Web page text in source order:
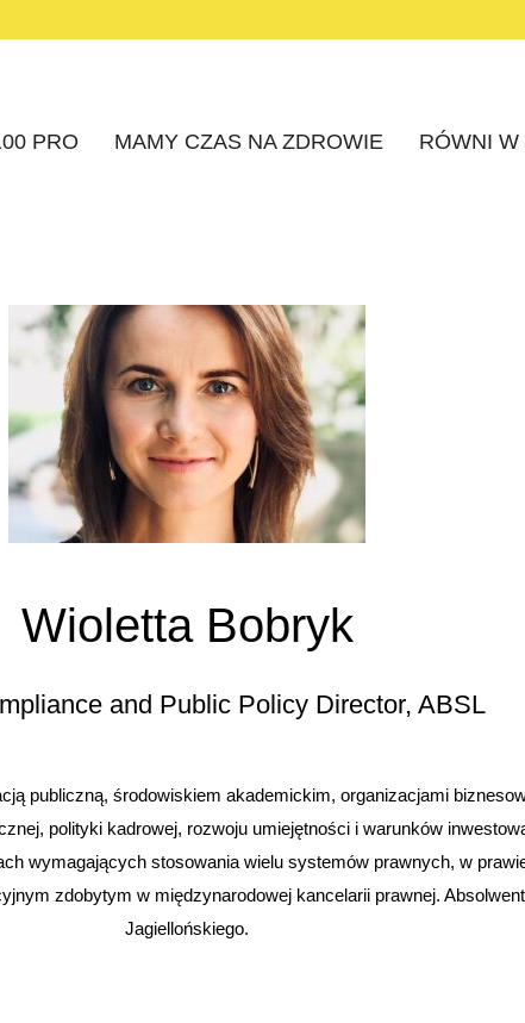
PRO MAMY CZAS NA ZDROWIE RÓWNI W
Wioletta Bobryk
and Public Policy Director, ABSL
publiczną, środowiskiem akademickim, organizacjami
polityki kadrowej, rozwoju umiejętności i warunków
wymagających stosowania wielu systemów prawnych, w
zdobytym w międzynarodowej kancelarii prawnej.
Jagiellońskiego.